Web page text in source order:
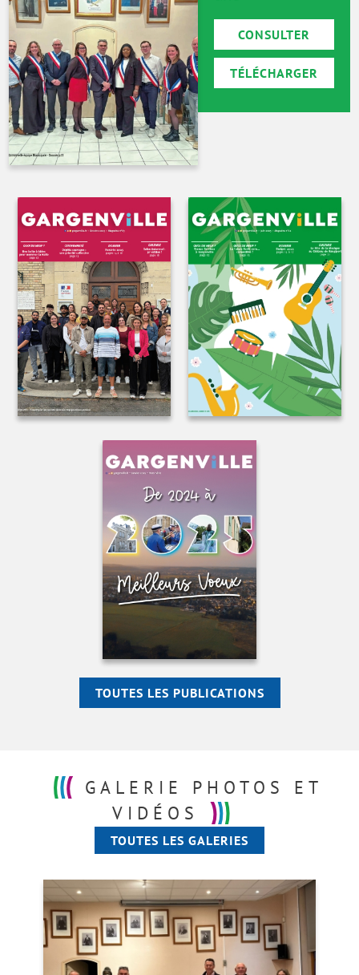
CONSULTER
TÉLÉCHARGER
TOUTES LES PUBLICATIONS
GALERIE PHOTOS ET
VIDÉOS
TOUTES LES GALERIES